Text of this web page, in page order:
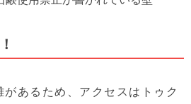
あるため、アクセスはトゥク